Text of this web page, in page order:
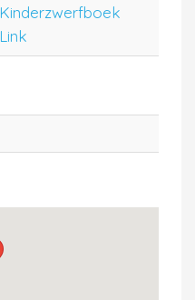
Kinderzwerfboek
Link